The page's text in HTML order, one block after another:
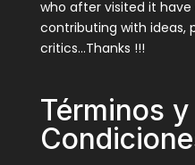
who after visited it
contributing with ideas,
critics…Thanks !!!
Términos y